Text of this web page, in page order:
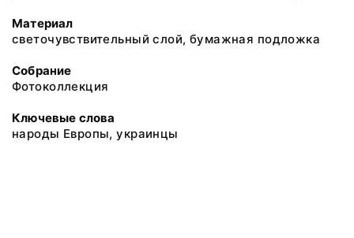
Материал
светочувствительный слой, бумажная подложка
Собрание
Фотоколлекция
Ключевые слова
народы Европы, украинцы